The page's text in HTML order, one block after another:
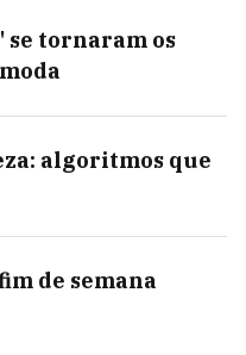
se tornaram os
algoritmos que
de semana